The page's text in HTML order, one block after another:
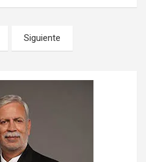
Siguiente